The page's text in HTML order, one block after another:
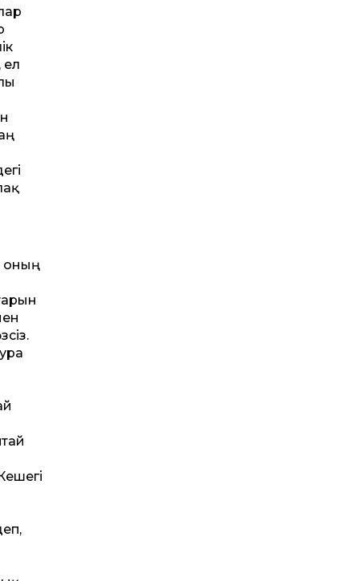
ел
оның